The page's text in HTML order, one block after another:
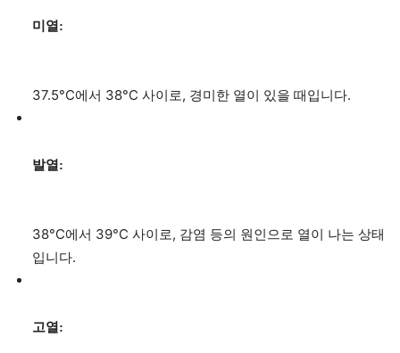
미열:
37.5°C에서 38°C 사이로, 경미한 열이 있을 때입니다.
발열:
38°C에서 39°C 사이로, 감염 등의 원인으로 열이 나는 상태
입니다.
고열: